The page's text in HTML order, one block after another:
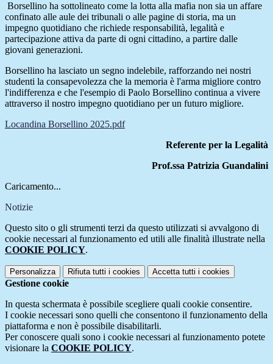
Borsellino ha sottolineato come la lotta alla mafia non sia un affare
confinato alle aule dei tribunali o alle pagine di storia, ma un
impegno quotidiano che richiede responsabilità, legalità e
partecipazione attiva da parte di ogni cittadino, a partire dalle
giovani generazioni.
Borsellino ha lasciato un segno indelebile, rafforzando nei nostri
studenti la consapevolezza che la memoria è l'arma migliore contro
l'indifferenza e che l'esempio di Paolo Borsellino continua a vivere
attraverso il nostro impegno quotidiano per un futuro migliore.
Locandina Borsellino 2025.pdf
Referente per la Legalità
Prof.ssa Patrizia Guandalini
Caricamento...
Notizie
Questo sito o gli strumenti terzi da questo utilizzati si avvalgono di
cookie necessari al funzionamento ed utili alle finalità illustrate nella
COOKIE POLICY.
Personalizza Rifiuta tutti i cookies Accetta tutti i cookies
Gestione cookie
In questa schermata è possibile scegliere quali cookie consentire.
I cookie necessari sono quelli che consentono il funzionamento della
piattaforma e non è possibile disabilitarli.
Per conoscere quali sono i cookie necessari al funzionamento potete
visionare la COOKIE POLICY.